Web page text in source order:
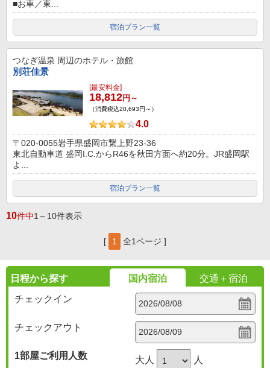
■お車／東...
宿泊プラン一覧
つなぎ温泉 周辺のホテル・旅館
別荘佳景
[最安料金]
18,812円～
（消費税込20,693円～）
4.0
〒020-0055岩手県盛岡市繋上野23-36
東北自動車道 盛岡I.C.からR46を秋田方面へ約20分。JR盛岡駅
よ...
宿泊プラン一覧
10件中1～10件表示
[ 1 全1ページ ]
日程から探す 国内宿泊
交通＋宿泊
チェックイン
チェックアウト
1部屋ご利用人数 大人 人